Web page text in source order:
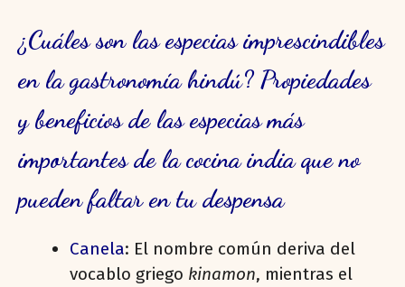
¿Cuáles son las especias imprescindibles
en la gastronomía hindú? Propiedades
y beneficios de las especias más
importantes de la cocina india que no
pueden faltar en tu despensa
Canela: El nombre común deriva del
vocablo griego kinamon, mientras el